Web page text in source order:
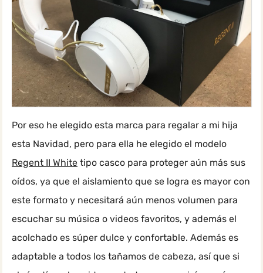
Por eso he elegido esta marca para regalar a mi hija
esta Navidad, pero para ella he elegido el modelo
Regent II White tipo casco para proteger aún más sus
oídos, ya que el aislamiento que se logra es mayor con
este formato y necesitará aún menos volumen para
escuchar su música o videos favoritos, y además el
acolchado es súper dulce y confortable. Además es
adaptable a todos los tañamos de cabeza, así que si